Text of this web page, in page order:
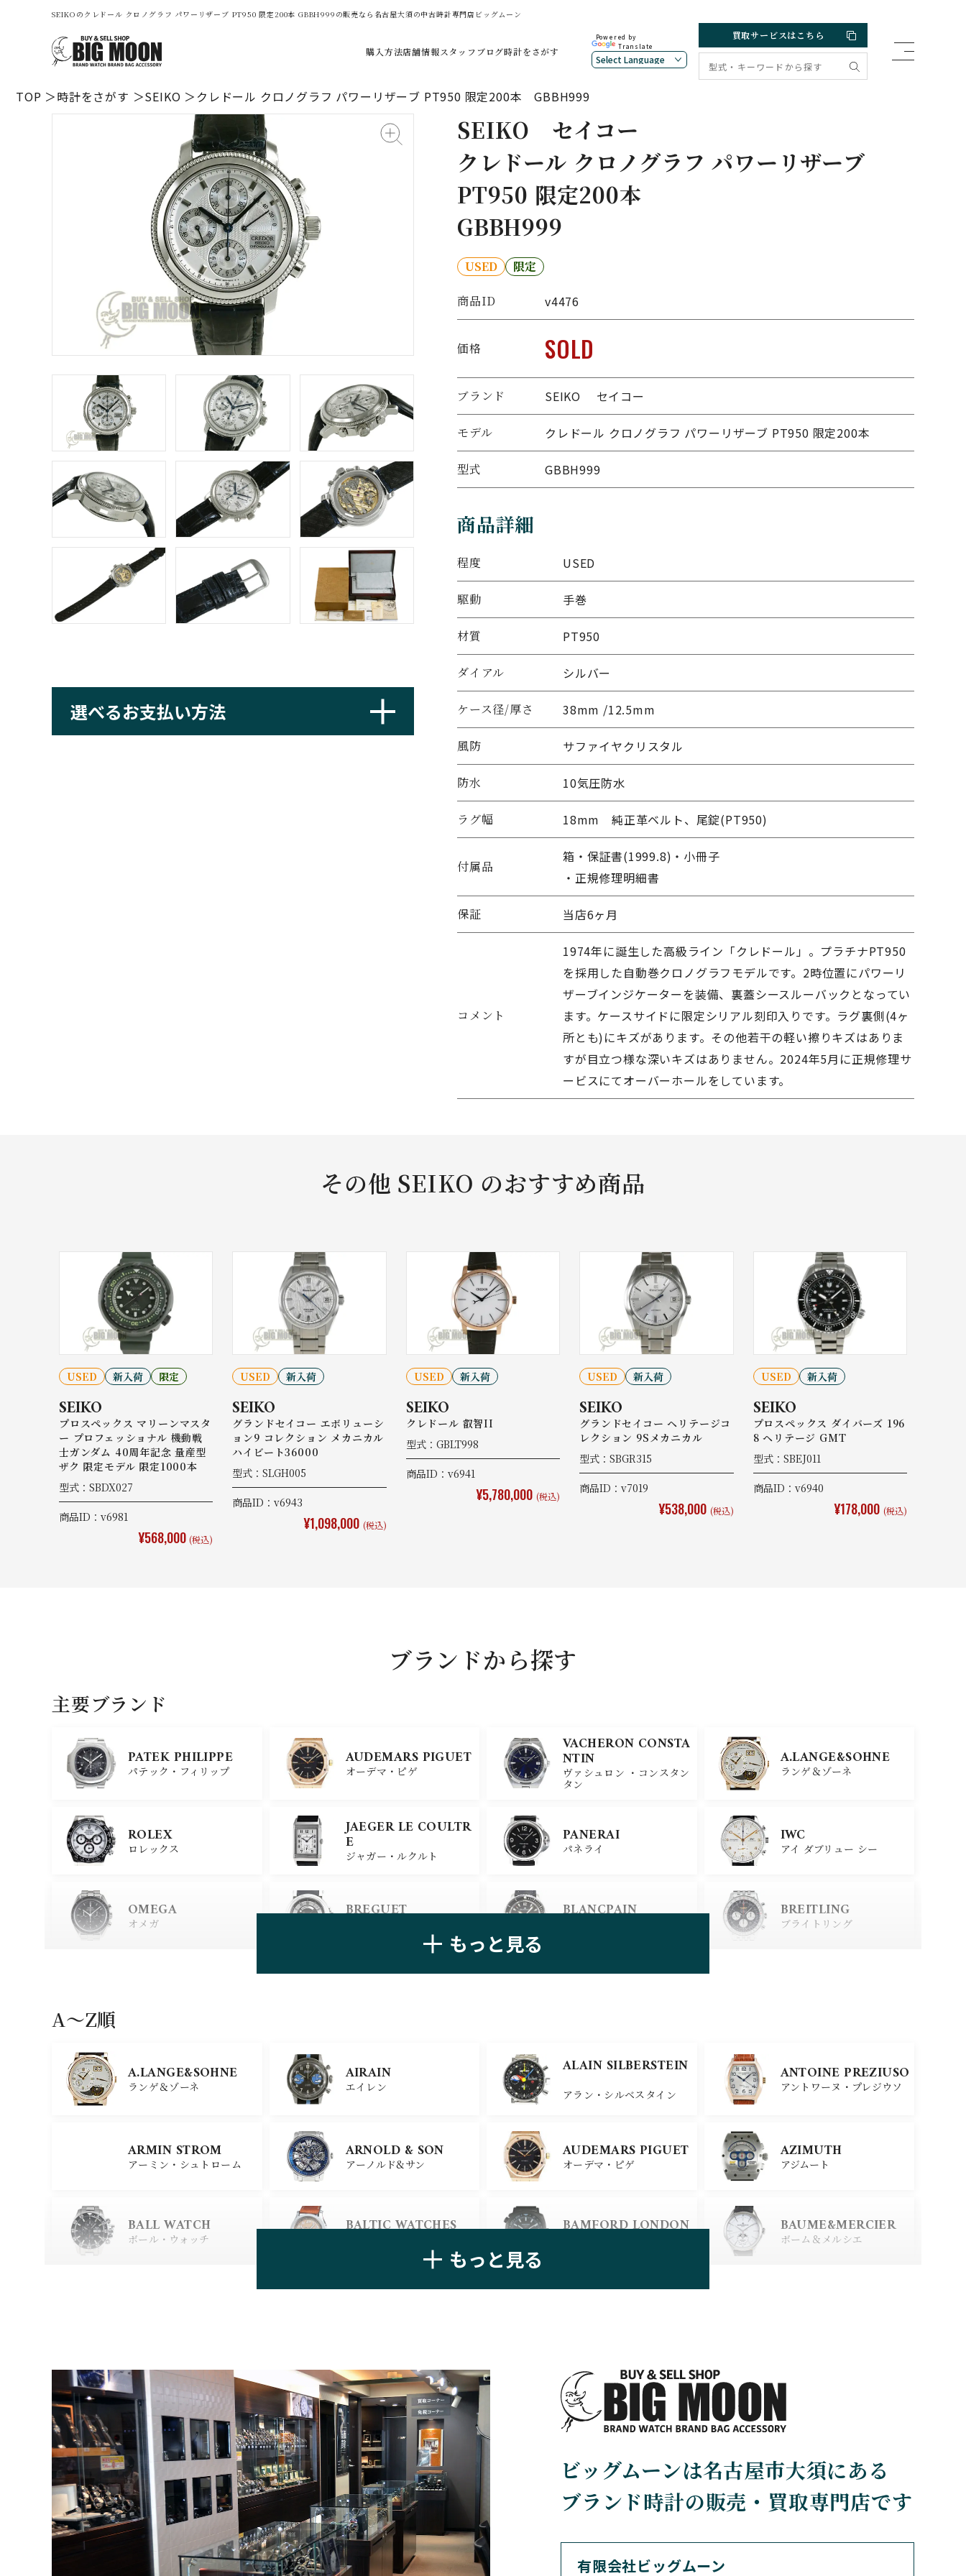
SEIKOのクレドール クロノグラフ パワーリザーブ PT950 限定200本 GBBH999の販売なら名古屋大須の中古時計専門店ビッグムーン
購入方法店舗情報スタッフブログ時計をさがす
Powered by
Translate
買取サービスはこちら
TOP 時計をさがす SEIKO クレドール クロノグラフ パワーリザーブ PT950 限定200本 GBBH999
選べるお支払い方法
SEIKO セイコー
クレドール クロノグラフ パワーリザーブ
PT950 限定200本
GBBH999
USED 限定
商品ID v4476
価格 SOLD
ブランド SEIKO セイコー
モデル クレドール クロノグラフ パワーリザーブ PT950 限定200本
型式 GBBH999
商品詳細
程度 USED
駆動 手巻
材質 PT950
ダイアル シルバー
ケース径/厚さ 38mm /12.5mm
風防 サファイヤクリスタル
防水 10気圧防水
ラグ幅 18mm 純正革ベルト、尾錠(PT950)
付属品
箱・保証書(1999.8)・小冊子
・正規修理明細書
保証 当店6ヶ月
コメント
1974年に誕生した高級ライン「クレドール」。プラチナPT950
を採用した自動巻クロノグラフモデルです。2時位置にパワーリ
ザーブインジケーターを装備、裏蓋シースルーバックとなってい
ます。ケースサイドに限定シリアル刻印入りです。ラグ裏側(4ヶ
所とも)にキズがあります。その他若干の軽い擦りキズはありま
すが目立つ様な深いキズはありません。2024年5月に正規修理サ
ービスにてオーバーホールをしています。
その他 SEIKO のおすすめ商品
USED 新入荷 限定
SEIKO
プロスペックス マリーンマスタ
ー プロフェッショナル 機動戦
士ガンダム 40周年記念 量産型
ザク 限定モデル 限定1000本
型式：SBDX027
商品ID：v6981
¥568,000 (税込)
USED 新入荷
SEIKO
グランドセイコー エボリューシ
ョン9 コレクション メカニカル
ハイビート36000
型式：SLGH005
商品ID：v6943
¥1,098,000 (税込)
USED 新入荷
SEIKO
クレドール 叡智II
型式：GBLT998
商品ID：v6941
¥5,780,000 (税込)
USED 新入荷
SEIKO
グランドセイコー ヘリテージコ
レクション 9Sメカニカル
型式：SBGR315
商品ID：v7019
¥538,000 (税込)
USED 新入荷
SEIKO
プロスペックス ダイバーズ 196
8 ヘリテージ GMT
型式：SBEJ011
商品ID：v6940
¥178,000 (税込)
ブランドから探す
主要ブランド
PATEK PHILIPPE
パテック・フィリップ
AUDEMARS PIGUET
オーデマ・ピゲ
VACHERON CONSTA
NTIN
ヴァシュロン ・コンスタン
タン
A.LANGE&SOHNE
ランゲ＆ゾーネ
ROLEX
ロレックス
JAEGER LE COULTR
E
ジャガー・ルクルト
PANERAI
パネライ
IWC
アイ ダブリュー シー
OMEGA
オメガ
BREGUET BLANCPAIN BREITLING
ブライトリング
X
ジラール・ペルゴ
ユリスナルダン
BELL＆ROSS
ベル＆ロス ジン
カルティエ シャネル ショパール セイコー
グラスヒュッテ・オリジナ
ル
クロノスイス
アラン・シルベスタイン
シチズン
もっと見る
A〜Z順
A.LANGE&SOHNE
ランゲ＆ゾーネ
AIRAIN
エイレン
ALAIN SILBERSTEIN
アラン・シルベスタイン
ANTOINE PREZIUSO
アントワーヌ・プレジウソ
ARMIN STROM
アーミン・シュトローム
ARNOLD & SON
アーノルド&サン
AUDEMARS PIGUET
オーデマ・ピゲ
AZIMUTH
アジムート
BALL WATCH
ボール・ウォッチ
BALTIC WATCHES BAMFORD LONDON BAUME&MERCIER
ボーム＆メルシエ
BOVET
ボヴェ
BREGUET
ブレゲ
BREITLING
ブライトリング
shutte
BULOVA
ブローバ
BVLGARI
ブルガリ
CARL F. BUCHERER
カール F. ブヘラ
CARTIER
カルティエ
CASIO
カシオ
CEDRIC JOHNER
セドリックジョナー
もっと見る
ビッグムーンは名古屋市大須にある
ブランド時計の販売・買取専門店です
有限会社ビッグムーン